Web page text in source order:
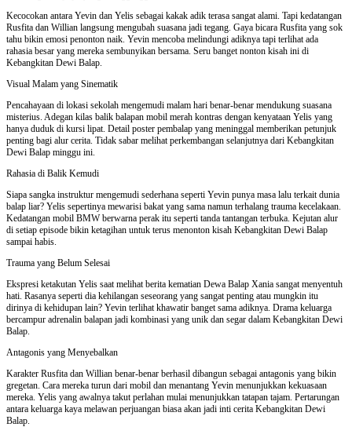
Kecocokan antara Yevin dan Yelis sebagai kakak adik terasa sangat alami. Tapi kedatangan
Rusfita dan Willian langsung mengubah suasana jadi tegang. Gaya bicara Rusfita yang sok
tahu bikin emosi penonton naik. Yevin mencoba melindungi adiknya tapi terlihat ada
rahasia besar yang mereka sembunyikan bersama. Seru banget nonton kisah ini di
Kebangkitan Dewi Balap.
Visual Malam yang Sinematik
Pencahayaan di lokasi sekolah mengemudi malam hari benar-benar mendukung suasana
misterius. Adegan kilas balik balapan mobil merah kontras dengan kenyataan Yelis yang
hanya duduk di kursi lipat. Detail poster pembalap yang meninggal memberikan petunjuk
penting bagi alur cerita. Tidak sabar melihat perkembangan selanjutnya dari Kebangkitan
Dewi Balap minggu ini.
Rahasia di Balik Kemudi
Siapa sangka instruktur mengemudi sederhana seperti Yevin punya masa lalu terkait dunia
balap liar? Yelis sepertinya mewarisi bakat yang sama namun terhalang trauma kecelakaan.
Kedatangan mobil BMW berwarna perak itu seperti tanda tantangan terbuka. Kejutan alur
di setiap episode bikin ketagihan untuk terus menonton kisah Kebangkitan Dewi Balap
sampai habis.
Trauma yang Belum Selesai
Ekspresi ketakutan Yelis saat melihat berita kematian Dewa Balap Xania sangat menyentuh
hati. Rasanya seperti dia kehilangan seseorang yang sangat penting atau mungkin itu
dirinya di kehidupan lain? Yevin terlihat khawatir banget sama adiknya. Drama keluarga
bercampur adrenalin balapan jadi kombinasi yang unik dan segar dalam Kebangkitan Dewi
Balap.
Antagonis yang Menyebalkan
Karakter Rusfita dan Willian benar-benar berhasil dibangun sebagai antagonis yang bikin
gregetan. Cara mereka turun dari mobil dan menantang Yevin menunjukkan kekuasaan
mereka. Yelis yang awalnya takut perlahan mulai menunjukkan tatapan tajam. Pertarungan
antara keluarga kaya melawan perjuangan biasa akan jadi inti cerita Kebangkitan Dewi
Balap.